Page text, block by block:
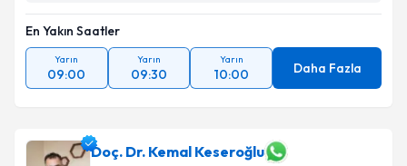
En Yakın Saatler
Yarın
09:00
Yarın
09:30
Yarın
10:00 Daha Fazla
Doç. Dr. Kemal Keseroğlu